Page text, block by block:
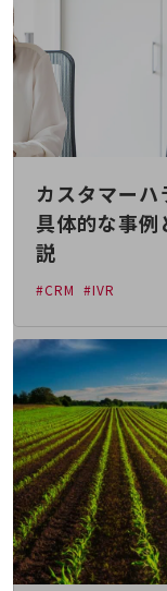
職場環境整備
地域共創・地方創生
セキュリティ対策
遠隔監視
自動化・省電化
人材不足解消
業種・業態で探すTOP
自治体
一次産業
医療・介護
観光
教育
モビリティ
製造・建設業
カスタマーハ
具体的な事
説
#CRM #IVR